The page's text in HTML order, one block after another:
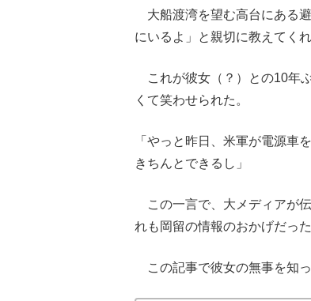
大船渡湾を望む高台にある
にいるよ」と親切に教えてくれ
これが彼女（？）との10年
くて笑わせられた。
「やっと昨日、米軍が電源車
きちんとできるし」
この一言で、大メディアが伝
れも岡留の情報のおかげだっ
この記事で彼女の無事を知